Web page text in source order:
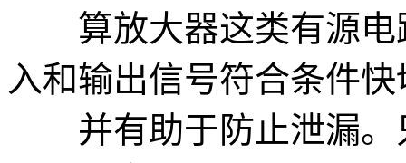
算放大器这类有源电
入和输出信号符合条件
并有助于防止泄漏。